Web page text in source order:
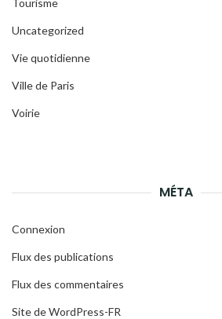
Uncategorized
Vie quotidienne
Ville de Paris
Voirie
MÉTA
Connexion
Flux des publications
Flux des commentaires
Site de WordPress-FR